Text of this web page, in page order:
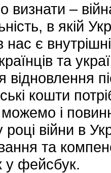
–
в якій
нас є
та
відновлення
кошти
і
війни в
та
у фейсбук.